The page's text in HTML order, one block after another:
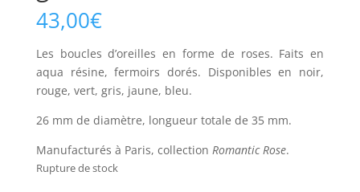
43,00€
Les boucles d’oreilles en forme de roses. Faits en
aqua résine, fermoirs dorés. Disponibles en noir,
rouge, vert, gris, jaune, bleu.
26 mm de diamètre, longueur totale de 35 mm.
Manufacturés à Paris, collection Romantic Rose.
Rupture de stock